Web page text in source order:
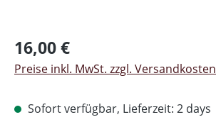
Regulärer Preis:
16,00 €
Preise inkl. MwSt. zzgl. Versandkosten
Sofort verfügbar, Lieferzeit: 2 days